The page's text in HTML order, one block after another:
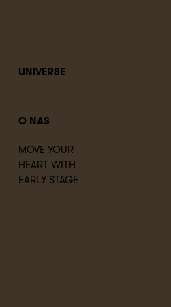
UNIVERSE
O NAS
MOVE YOUR
HEART WITH
EARLY STAGE